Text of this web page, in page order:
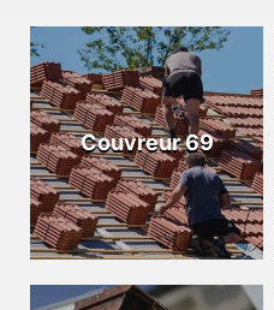
Couvreur 69